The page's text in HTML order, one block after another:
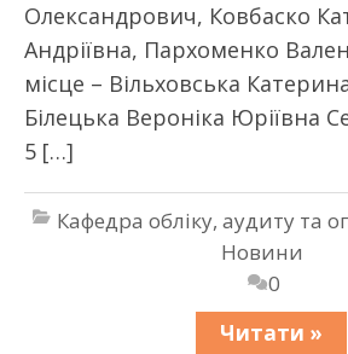
Олександрович, Ковбаско
Андріївна, Пархоменко
місце – Вільховська
Білецька Вероніка Юріївна
5 […]
Кафедра обліку, аудиту та
Новини
0
Читати »